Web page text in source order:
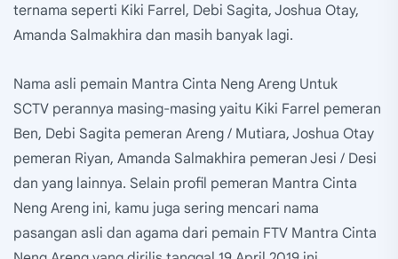
ternama seperti Kiki Farrel, Debi Sagita, Joshua Otay,
Amanda Salmakhira dan masih banyak lagi.
Nama asli pemain Mantra Cinta Neng Areng Untuk
SCTV perannya masing-masing yaitu Kiki Farrel pemeran
Ben, Debi Sagita pemeran Areng / Mutiara, Joshua Otay
pemeran Riyan, Amanda Salmakhira pemeran Jesi / Desi
dan yang lainnya. Selain profil pemeran Mantra Cinta
Neng Areng ini, kamu juga sering mencari nama
pasangan asli dan agama dari pemain FTV Mantra Cinta